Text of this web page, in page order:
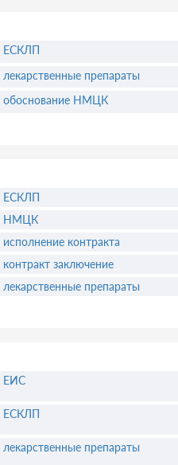
ЕСКЛП
лекарственные препараты
обоснование НМЦК
ЕСКЛП
НМЦК
исполнение контракта
контракт заключение
лекарственные препараты
ЕИС
ЕСКЛП
лекарственные препараты